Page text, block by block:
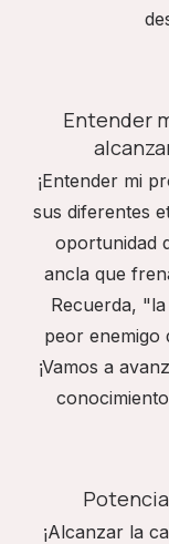
Entender
¡Entender mi
sus diferentes
oportunidad
ancla que
Recuerda,
peor enemigo
¡Vamos a
¡Alcanzar la